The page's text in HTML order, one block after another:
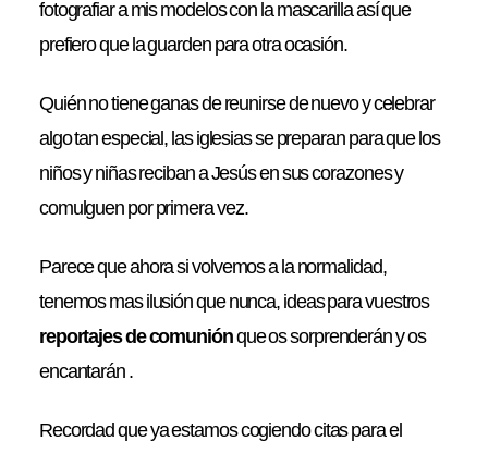
fotografiar a mis modelos con la mascarilla así que
prefiero que la guarden para otra ocasión.
Quién no tiene ganas de reunirse de nuevo y celebrar
algo tan especial, las iglesias se preparan para que los
niños y niñas reciban a Jesús en sus corazones y
comulguen por primera vez.
Parece que ahora si volvemos a la normalidad,
tenemos mas ilusión que nunca, ideas para vuestros
reportajes de comuniónque os sorprenderán y os
encantarán .
Recordad que ya estamos cogiendo citas para el